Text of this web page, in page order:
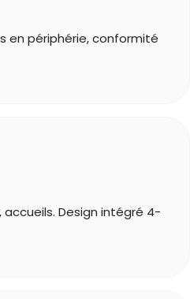
en périphérie, conformité
accueils. Design intégré 4-